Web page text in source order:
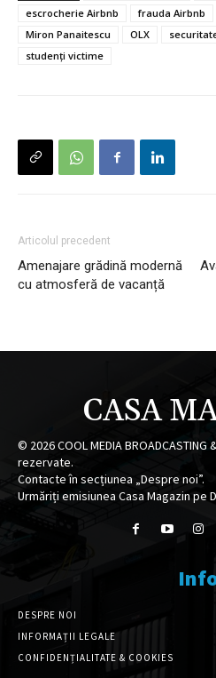
escrocherie Airbnb
frauda Airbnb
Miron Panaitescu
OLX
studenți victime
Articolul precedent
Amenajare grădină modernă
cu atmosferă de vacanță
CASA
© 2026COOL MEDIA
rezervate.
Contacte în secțiunea „Despre noi”.
Urmăriți emisiunea Casa Magazin pe
DESPRE NOI
INFORMAȚII LEGALE
CONFIDENȚIALITATE & COOKIES